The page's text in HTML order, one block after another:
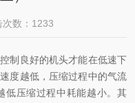
次数：1233
制良好的机头才能在低速下
度越低，压缩过程中的气流
低压缩过程中耗能越小。其